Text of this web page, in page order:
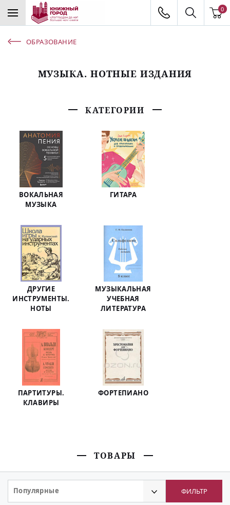
0
ОБРАЗОВАНИЕ
МУЗЫКА. НОТНЫЕ ИЗДАНИЯ
КАТЕГОРИИ
ВОКАЛЬНАЯ
МУЗЫКА
ГИТАРА
ДРУГИЕ
ИНСТРУМЕНТЫ.
НОТЫ
МУЗЫКАЛЬНАЯ
УЧЕБНАЯ
ЛИТЕРАТУРА
ПАРТИТУРЫ.
КЛАВИРЫ
ФОРТЕПИАНО
ТОВАРЫ
Популярные ФИЛЬТР